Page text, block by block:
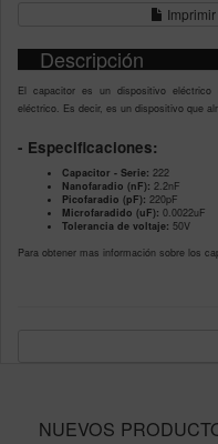
Descripción
El capacitor es un dispositivo
eléctrico. Es decir, es un dispositivo que
- Especificaciones:
Capacitor - Serie: 222
Nanofaradio (nF): 2.2nF
Picofaradio (pF): 220pF
Microfaradido (uF): 0.0022uF
Tolerancia de voltaje: 50V
Para obtener mas información sobre los
NUEVOS